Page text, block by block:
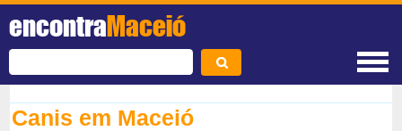
encontraMaceió
Canis em Maceió